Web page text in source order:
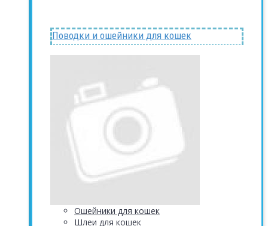
Поводки и ошейники для кошек
Ошейники для кошек
Шлеи для кошек